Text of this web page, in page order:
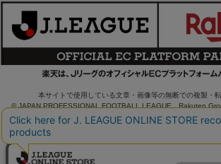
本サイトで使用している文章・画像等の無断での複製・転
© JAPAN PROFESSIONAL FOOTBALL LEAGUE Rakuten
SERVED.